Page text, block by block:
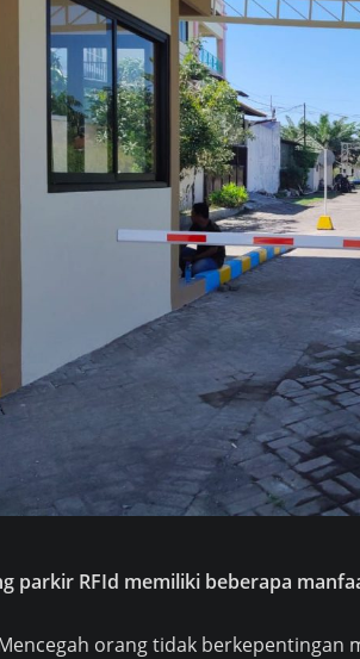
parkir RFId memiliki beberapa
orang tidak berkepentingan